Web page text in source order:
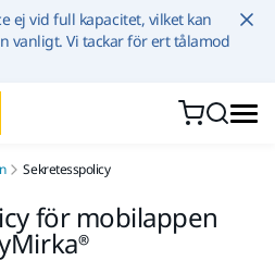
Hoppa till innehållet
ej vid full kapacitet, vilket kan
vanligt. Vi tackar för ert tålamod
Sekretesspolicy
för mobilappen